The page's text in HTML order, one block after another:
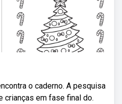
o caderno. A pesquisa
crianças em fase final do.